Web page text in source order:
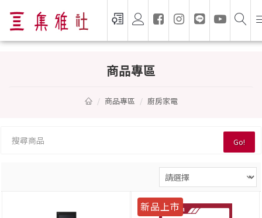
廚房家電 — 集雅社推薦選購
商品專區
商品專區 廚房家電
Go!
新品上市